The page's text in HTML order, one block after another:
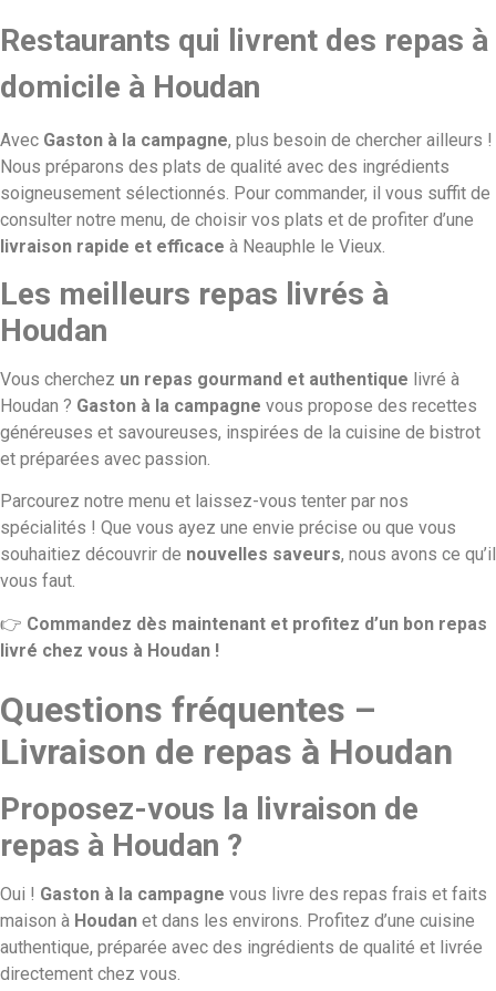
Restaurants qui livrent des repas à
domicile à Houdan
Avec Gaston à la campagne, plus besoin de chercher ailleurs !
Nous préparons des plats de qualité avec des ingrédients
soigneusement sélectionnés. Pour commander, il vous suffit de
consulter notre menu, de choisir vos plats et de profiter d’une
livraison rapide et efficace à Neauphle le Vieux.
Les meilleurs repas livrés à
Houdan
Vous cherchez un repas gourmand et authentique livré à
Houdan ? Gaston à la campagne vous propose des recettes
généreuses et savoureuses, inspirées de la cuisine de bistrot
et préparées avec passion.
Parcourez notre menu et laissez-vous tenter par nos
spécialités ! Que vous ayez une envie précise ou que vous
souhaitiez découvrir de nouvelles saveurs, nous avons ce qu’il
vous faut.
👉 Commandez dès maintenant et profitez d’un bon repas
livré chez vous à Houdan !
Questions fréquentes –
Livraison de repas à Houdan
Proposez-vous la livraison de
repas à Houdan ?
Oui ! Gaston à la campagne vous livre des repas frais et faits
maison à Houdan et dans les environs. Profitez d’une cuisine
authentique, préparée avec des ingrédients de qualité et livrée
directement chez vous.